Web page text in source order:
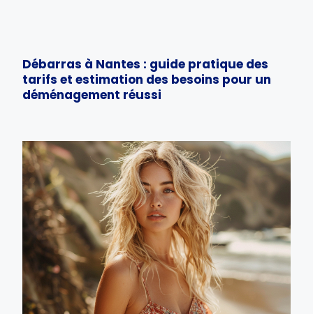
Débarras à Nantes : guide pratique des
tarifs et estimation des besoins pour un
déménagement réussi